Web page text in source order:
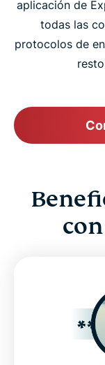
aplicación de
todas las
protocolos de